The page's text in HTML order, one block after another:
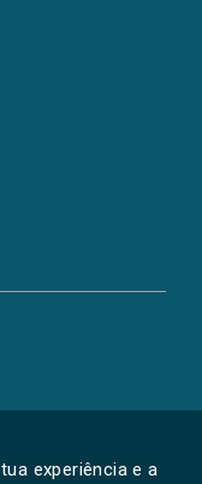
experiência e a